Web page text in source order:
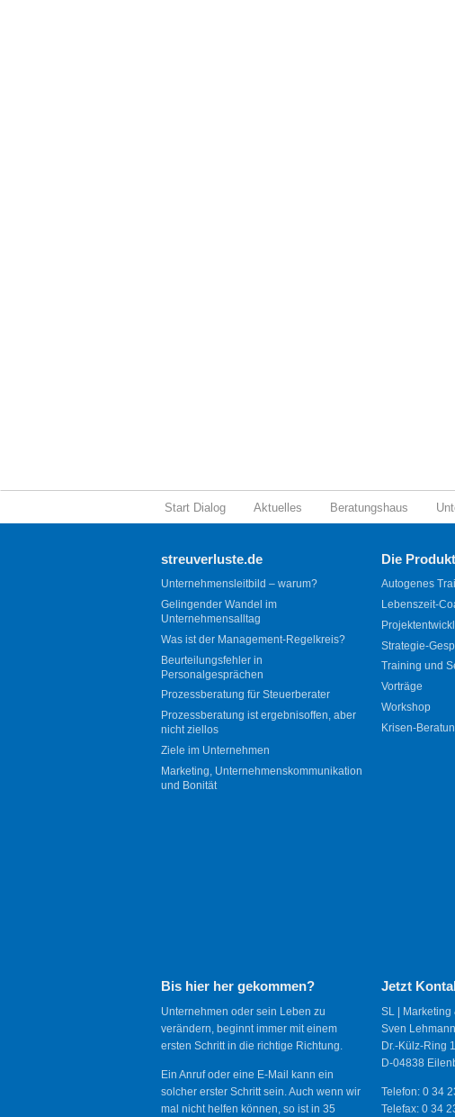
Start Dialog Aktuelles Beratungshaus
streuverluste.de
Unternehmensleitbild – warum?
Gelingender Wandel im
Unternehmensalltag
Was ist der Management-Regelkreis?
Beurteilungsfehler in
Personalgesprächen
Prozessberatung für Steuerberater
Prozessberatung ist ergebnisoffen, aber
nicht ziellos
Ziele im Unternehmen
Marketing, Unternehmenskommunikation
und Bonität
Die
Autogenes
Lebenszeit-
Strategie-
Training und
Vorträge
Workshop
Krisen-
Bis hier her gekommen?
Unternehmen oder sein Leben zu
verändern, beginnt immer mit einem
ersten Schritt in die richtige Richtung.
Ein Anruf oder eine E-Mail kann ein
solcher erster Schritt sein. Auch wenn wir
mal nicht helfen können, so ist in 35
Jetzt
SL | Marketing
Sven Lehmann
Dr.-Külz-Ring
D-04838
Telefon: 0 34
Telefax: 0 34